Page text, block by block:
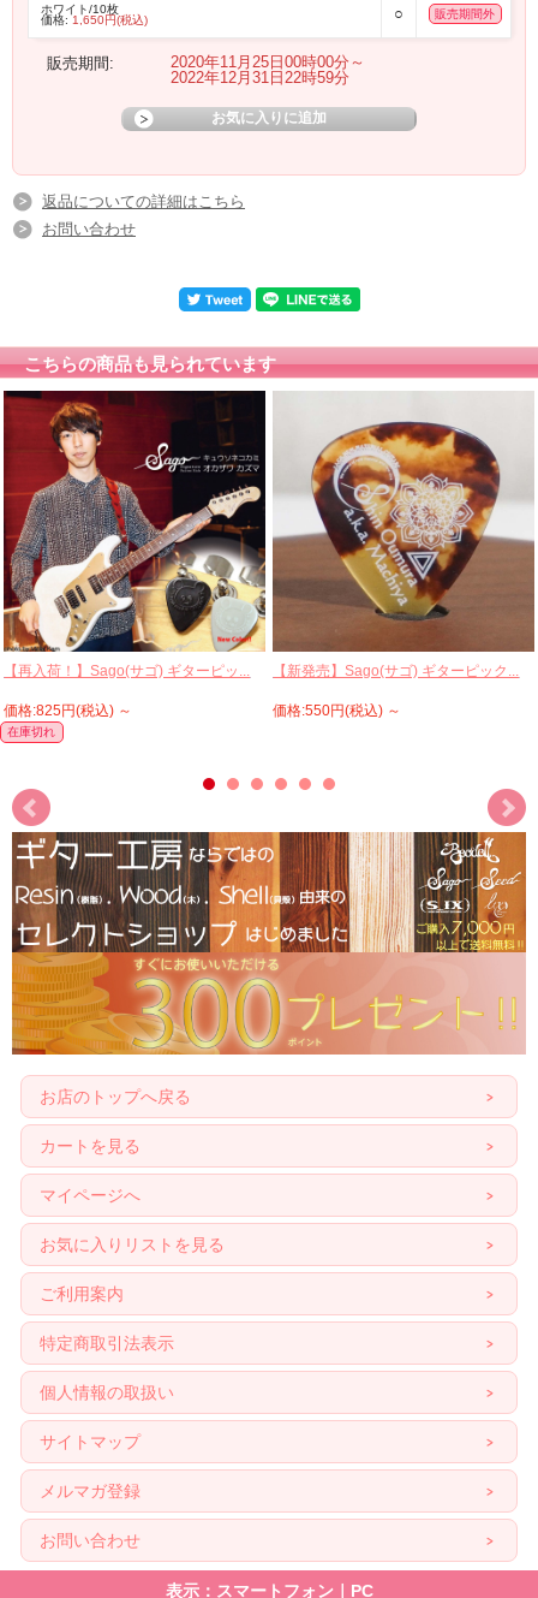
ホワイト/10枚
価格:1,650円(税込) ○ 販売期間外
販売期間:
2020年11月25日00時00分～
2022年12月31日22時59分
返品についての詳細はこちら
お問い合わせ
こちらの商品も見られています
【再入荷！】Sago(サゴ) ギターピッ...
価格:825円(税込) ～
在庫切れ
【新発売】Sago(サゴ) ギターピック...
価格:550円(税込) ～
お店のトップへ戻る
カートを見る
マイページへ
お気に入りリストを見る
ご利用案内
特定商取引法表示
個人情報の取扱い
サイトマップ
メルマガ登録
お問い合わせ
表示：スマートフォン｜ PC